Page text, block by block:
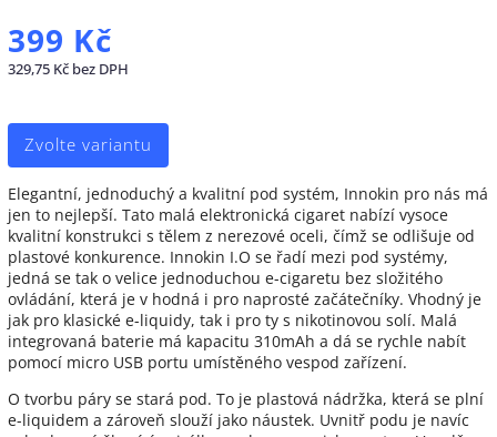
399 Kč
329,75 Kč bez DPH
Zvolte variantu
Elegantní, jednoduchý a kvalitní pod systém, Innokin pro nás má
jen to nejlepší. Tato malá elektronická cigaret nabízí vysoce
kvalitní konstrukci s tělem z nerezové oceli, čímž se odlišuje od
plastové konkurence. Innokin I.O se řadí mezi pod systémy,
jedná se tak o velice jednoduchou e-cigaretu bez složitého
ovládání, která je v hodná i pro naprosté začátečníky. Vhodný je
jak pro klasické e-liquidy, tak i pro ty s nikotinovou solí. Malá
integrovaná baterie má kapacitu 310mAh a dá se rychle nabít
pomocí micro USB portu umístěného vespod zařízení.
O tvorbu páry se stará pod. To je plastová nádržka, která se plní
e-liquidem a zároveň slouží jako náustek. Uvnitř podu je navíc